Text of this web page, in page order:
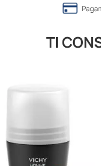
TI